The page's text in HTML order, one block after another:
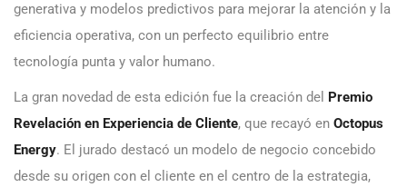
generativa y modelos predictivos para mejorar la atención y la
eficiencia operativa, con un perfecto equilibrio entre
tecnología punta y valor humano.
La gran novedad de esta edición fue la creación del
Premio
Revelación en Experiencia de Cliente, que recayó en Octopus
Energy. El jurado destacó un modelo de negocio concebido
desde su origen con el cliente en el centro de la estrategia,